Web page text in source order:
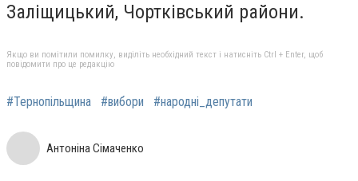
Заліщицький, Чортківський райони.
Якщо ви помітили помилку, виділіть необхідний текст і натисніть Ctrl + Enter, щоб
повідомити про це редакцію
#Тернопільщина #вибори #народні_депутати
Антоніна Сімаченко